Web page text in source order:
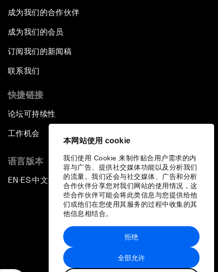
本网站使用 cookie
我们使用 Cookie 来制作贴合用户需求的内
容与广告、提供社交媒体功能以及分析我们
的流量。我们还会与社交媒体、广告和分析
合作伙伴分享您对我们网站的使用情况，这
些合作伙伴可能会将此类信息与您提供给他
们或他们在您使用其服务的过程中收集的其
他信息相结合。
全部允许
拒绝
成为我们的合作伙伴
成为我们的会员
订阅我们的新闻稿
联系我们
快捷链接
论坛可持续性
工作机会
语言版本
EN ▪ES▪中文▪ 日本語
站点地图